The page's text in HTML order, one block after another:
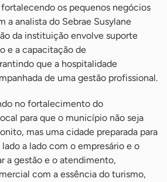
os pequenos negócios
a analista do Sebrae Susylane
da instituição envolve suporte
e a capacitação de
que a hospitalidade
de uma gestão profissional.
no fortalecimento do
para que o município não seja
mas uma cidade preparada para
a lado com o empresário e o
a gestão e o atendimento,
com a essência do turismo,